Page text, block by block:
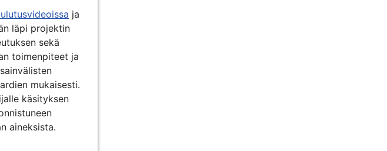
ja
läpi projektin
sekä
toimenpiteet ja
mukaisesti.
käsityksen
aineksista.